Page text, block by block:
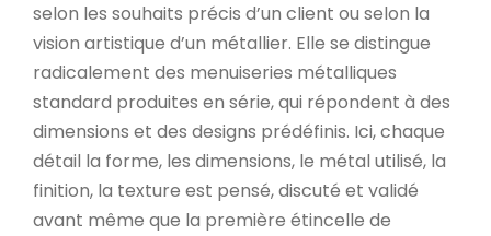
selon les souhaits précis d’un client ou selon la
vision artistique d’un métallier. Elle se distingue
radicalement des menuiseries métalliques
standard produites en série, qui répondent à des
dimensions et des designs prédéfinis. Ici, chaque
détail la forme, les dimensions, le métal utilisé, la
finition, la texture est pensé, discuté et validé
avant même que la première étincelle de